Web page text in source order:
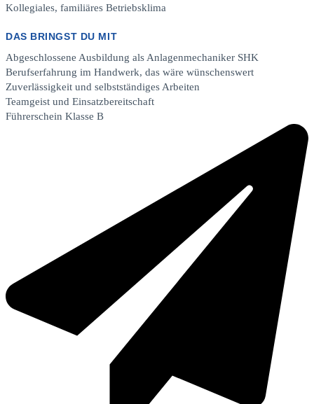
Kollegiales, familiäres Betriebsklima
DAS BRINGST DU MIT
Abgeschlossene Ausbildung als Anlagenmechaniker SHK
Berufserfahrung im Handwerk, das wäre wünschenswert
Zuverlässigkeit und selbstständiges Arbeiten
Teamgeist und Einsatzbereitschaft
Führerschein Klasse B